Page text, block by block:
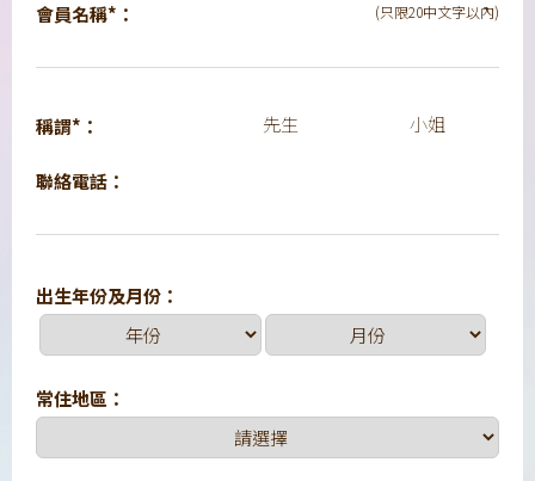
會員名稱*： (只限20中文字以內)
稱謂*： 先生 小姐
聯絡電話：
出生年份及月份：
常住地區：